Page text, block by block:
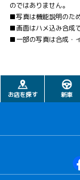
のではありません。
■写真は機能説明のた
■画面はハメ込み合成
■一部の写真は合成・
お店を探す 新車